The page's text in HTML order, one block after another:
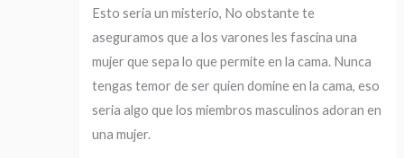
Esto seri­a un misterio, No obstante te
aseguramos que a los varones les fascina una
mujer que sepa lo que permite en la cama. Nunca
tengas temor de ser quien domine en la cama, eso
seri­a algo que los miembros masculinos adoran en
una mujer.